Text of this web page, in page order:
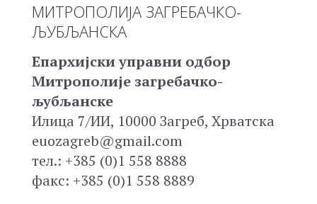
МИТРОПОЛИЈА ЗАГРЕБАЧКО-
ЉУБЉАНСКА
Епархијски управни одбор
Митрополије загребачко-
љубљанске
Илица 7/ИИ, 10000 Загреб, Хрватска
euozagreb@gmail.com
тел.: +385 (0)1 558 8888
факс: +385 (0)1 558 8889